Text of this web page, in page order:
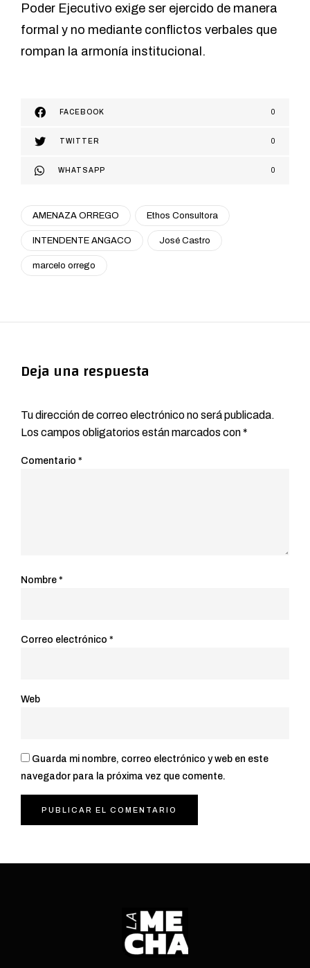
Poder Ejecutivo exige ser ejercido de manera
formal y no mediante conflictos verbales que
rompan la armonía institucional.
FACEBOOK 0
TWITTER 0
WHATSAPP 0
AMENAZA ORREGO Ethos Consultora
INTENDENTE ANGACO José Castro
marcelo orrego
Deja una respuesta
Tu dirección de correo electrónico no será publicada.
Los campos obligatorios están marcados con*
Comentario *
Nombre *
Correo electrónico *
Web
Guarda mi nombre, correo electrónico y web en este
navegador para la próxima vez que comente.